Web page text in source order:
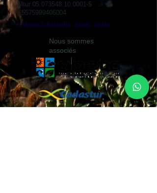
Mtur 05.073548.10.0001-5
+5575999406004
CHAPADA DIAMANTINA - BAHIA - BRASIL
Nous sommes
associés